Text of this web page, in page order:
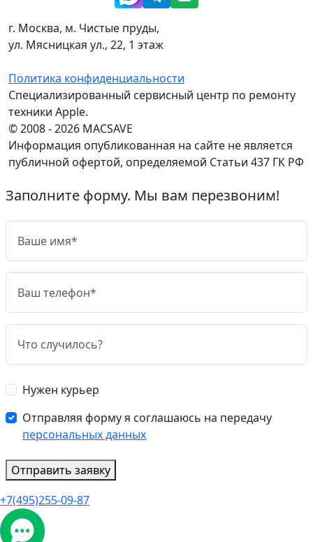
г. Москва, м. Чистые пруды,
ул. Мясницкая ул., 22, 1 этаж
Политика конфиденциальности
Специализированный сервисный центр по ремонту
техники Apple.
© 2008 - 2026 MACSAVE
Информация опубликованная на сайте не является
публичной офертой, определяемой Статьи 437 ГК РФ
Заполните форму. Мы вам перезвоним!
Нужен курьер
Отправляя форму я соглашаюсь на передачу
персональных данных
Отправить заявку
+7(495)255-09-87